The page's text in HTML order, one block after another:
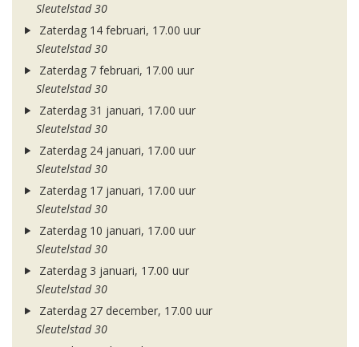
Sleutelstad 30
Zaterdag 14 februari, 17.00 uur
Sleutelstad 30
Zaterdag 7 februari, 17.00 uur
Sleutelstad 30
Zaterdag 31 januari, 17.00 uur
Sleutelstad 30
Zaterdag 24 januari, 17.00 uur
Sleutelstad 30
Zaterdag 17 januari, 17.00 uur
Sleutelstad 30
Zaterdag 10 januari, 17.00 uur
Sleutelstad 30
Zaterdag 3 januari, 17.00 uur
Sleutelstad 30
Zaterdag 27 december, 17.00 uur
Sleutelstad 30